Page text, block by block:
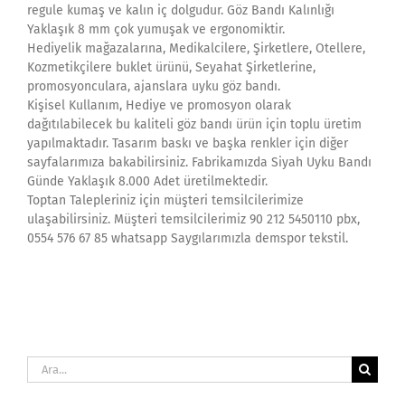
regule kumaş ve kalın iç dolgudur. Göz Bandı Kalınlığı
Yaklaşık 8 mm çok yumuşak ve ergonomiktir.
Hediyelik mağazalarına, Medikalcilere, Şirketlere, Otellere,
Kozmetikçilere buklet ürünü, Seyahat Şirketlerine,
promosyonculara, ajanslara uyku göz bandı.
Kişisel Kullanım, Hediye ve promosyon olarak
dağıtılabilecek bu kaliteli göz bandı ürün için toplu üretim
yapılmaktadır. Tasarım baskı ve başka renkler için diğer
sayfalarımıza bakabilirsiniz. Fabrikamızda Siyah Uyku Bandı
Günde Yaklaşık 8.000 Adet üretilmektedir.
Toptan Talepleriniz için müşteri temsilcilerimize
ulaşabilirsiniz. Müşteri temsilcilerimiz 90 212 5450110 pbx,
0554 576 67 85 whatsapp Saygılarımızla demspor tekstil.
Ara: